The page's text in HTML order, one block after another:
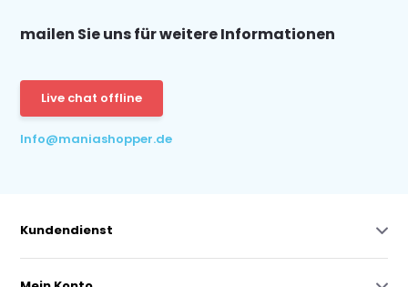
mailen Sie uns für weitere Informationen
Live chat offline
Info@maniashopper.de
Kundendienst